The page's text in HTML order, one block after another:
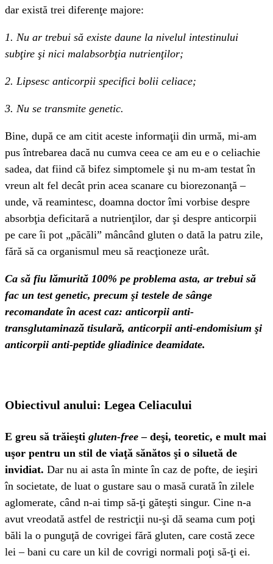
dar există trei diferenţe majore:
1. Nu ar trebui să existe daune la nivelul intestinului
subţire şi nici malabsorbţia nutrienţilor;
2. Lipsesc anticorpii specifici bolii celiace;
3. Nu se transmite genetic.
Bine, după ce am citit aceste informaţii din urmă, mi-am
pus întrebarea dacă nu cumva ceea ce am eu e o celiachie
sadea, dat fiind că bifez simptomele şi nu m-am testat în
vreun alt fel decât prin acea scanare cu biorezonanţă –
unde, vă reamintesc, doamna doctor îmi vorbise despre
absorbţia deficitară a nutrienţilor, dar şi despre anticorpii
pe care îi pot „păcăli” mâncând gluten o dată la patru zile,
fără să ca organismul meu să reacţioneze urât.
Ca să fiu lămurită 100% pe problema asta, ar trebui să
fac un test genetic, precum şi testele de sânge
recomandate în acest caz: anticorpii anti-
transglutaminază tisulară, anticorpii anti-endomisium şi
anticorpii anti-peptide gliadinice deamidate.
Obiectivul anului: Legea Celiacului
E greu să trăieşti gluten-free – deşi, teoretic, e mult mai
uşor pentru un stil de viaţă sănătos şi o siluetă de
invidiat. Dar nu ai asta în minte în caz de pofte, de ieşiri
în societate, de luat o gustare sau o masă curată în zilele
aglomerate, când n-ai timp să-ţi găteşti singur. Cine n-a
avut vreodată astfel de restricţii nu-şi dă seama cum poţi
băli la o punguţă de covrigei fără gluten, care costă zece
lei – bani cu care un kil de covrigi normali poţi să-ţi ei.